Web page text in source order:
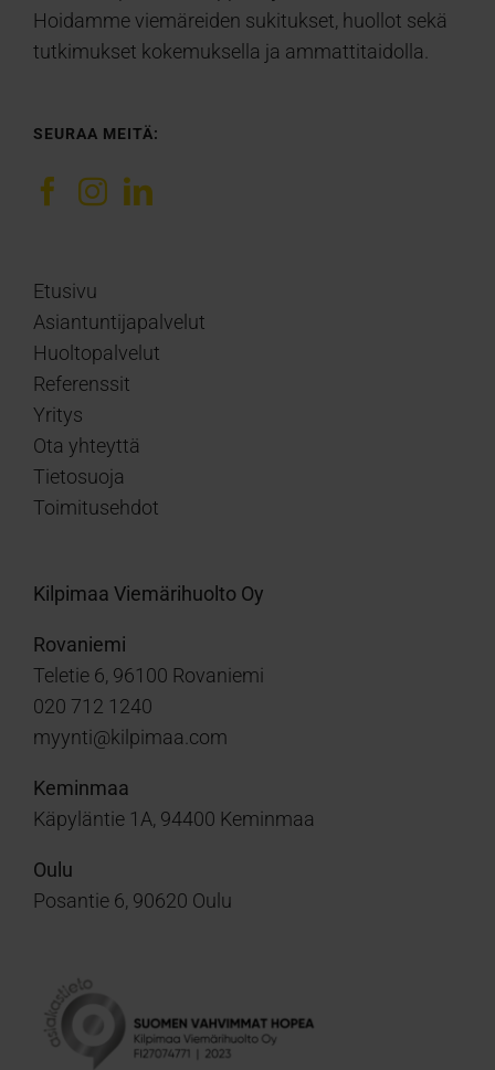
Hoidamme viemäreiden sukitukset, huollot sekä
tutkimukset kokemuksella ja ammattitaidolla.
SEURAA MEITÄ:
Etusivu
Asiantuntijapalvelut
Huoltopalvelut
Referenssit
Yritys
Ota yhteyttä
Tietosuoja
Toimitusehdot
Kilpimaa Viemärihuolto Oy
Rovaniemi
Teletie 6, 96100 Rovaniemi
020 712 1240
myynti@kilpimaa.com
Keminmaa
Käpyläntie 1A, 94400 Keminmaa
Oulu
Posantie 6, 90620 Oulu